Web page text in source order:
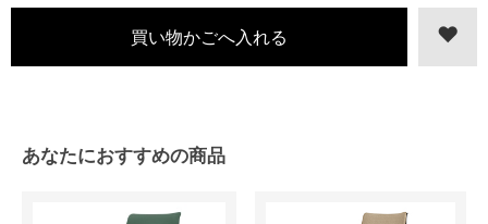
あなたにおすすめの商品